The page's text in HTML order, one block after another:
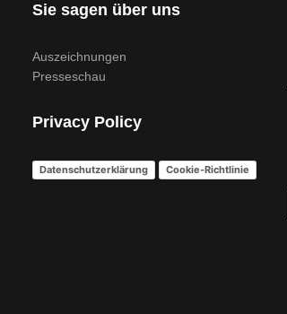
Sie sagen über uns
Auszeichnungen
Presseschau
Privacy Policy
Datenschutzerklärung Cookie-Richtlinie